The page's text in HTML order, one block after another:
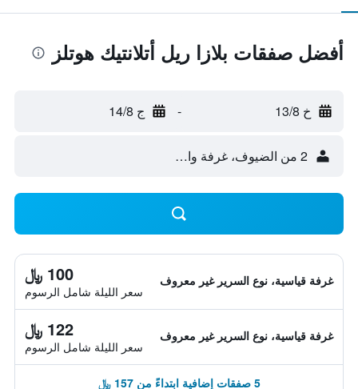
أفضل صفقات بلازا ريل أتلانتيك هوتلز
خ 13/8 - ج 14/8
2 من الضيوف، غرفة واحدة
غرفة قياسية، نوع السرير غير معروف 100 ﷼
سعر الليلة شامل الرسوم
غرفة قياسية، نوع السرير غير معروف 122 ﷼
سعر الليلة شامل الرسوم
5 صفقات إضافية ابتداءً من 157 ﷼